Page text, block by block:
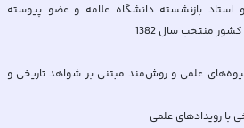
و استاد بازنشسته دانشگاه علامه و عضو پیوسته
علمی و روش‌مند مبتنی بر شواهد تاریخی و